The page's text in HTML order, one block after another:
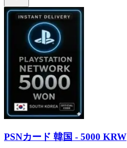
PSNカード 韓国 - 5000 KRW